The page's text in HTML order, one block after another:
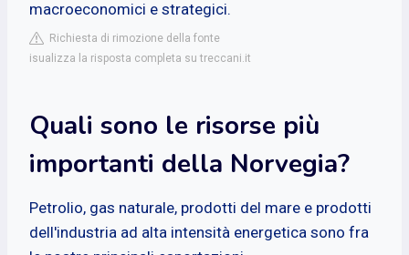
macroeconomici e strategici.
Richiesta di rimozione della fonte
isualizza la risposta completa su treccani.it
Quali sono le risorse più
importanti della Norvegia?
Petrolio, gas naturale, prodotti del mare e prodotti
dell'industria ad alta intensità energetica sono fra